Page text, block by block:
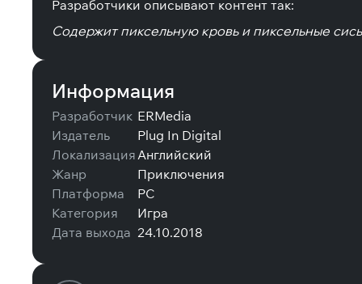
Разработчики описывают контент так:
Содержит пиксельную кровь и пиксельные
Информация
Разработчик ERMedia
Издатель
Plug In Digital
ЛокализацияАнглийский
Жанр
Приключения
Платформа
PC
Категория
Игра
Дата выхода 24.10.2018